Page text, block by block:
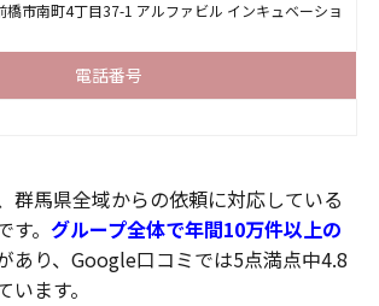
橋市南町4丁目37-1 アルファビル インキュベーショ
電話番号
群馬県全域からの依頼に対応している
。 グループ全体で年間10万件以上の
あり、Google口コミでは5点満点中4.8
ます。